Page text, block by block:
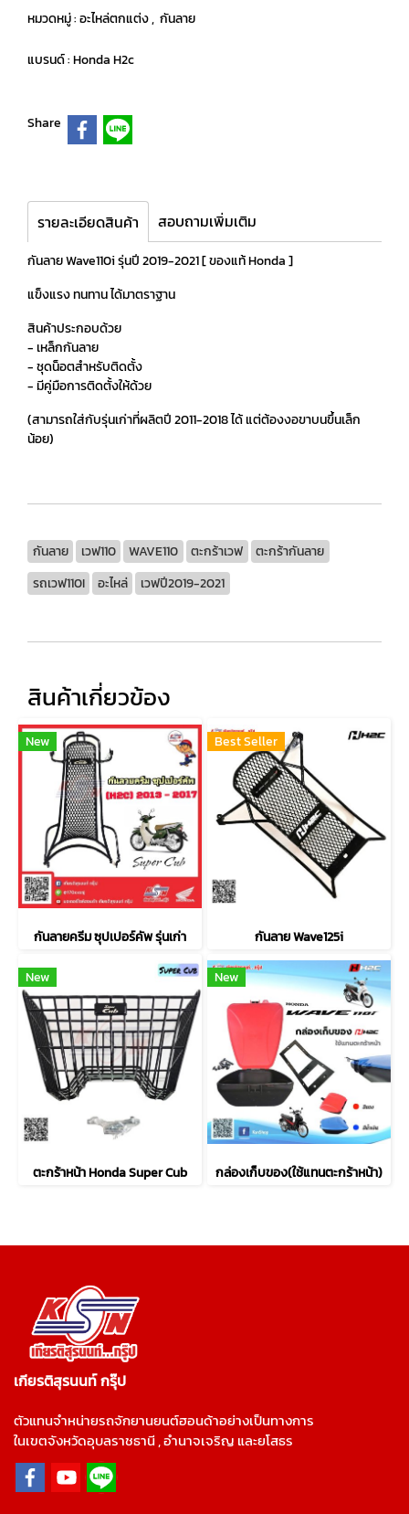
หมวดหมู่ :อะไหล่ตกแต่ง, กันลาย
แบรนด์ :Honda H2c
Share
รายละเอียดสินค้า สอบถามเพิ่มเติม
กันลาย Wave110i รุ่นปี 2019-2021 [ ของแท้ Honda ]
แข็งแรง ทนทาน ได้มาตราฐาน
สินค้าประกอบด้วย
- เหล็กกันลาย
- ชุดน็อตสำหรับติดตั้ง
- มีคู่มือการติดตั้งให้ด้วย
(สามารถใส่กับรุ่นเก่าที่ผลิตปี 2011-2018 ได้ แต่ต้องงอขาบนขึ้นเล็ก
น้อย)
กันลาย เวฟ110 WAVE110 ตะกร้าเวฟ
ตะกร้ากันลาย
รถเวฟ110I
อะไหล่ เวฟปี2019-2021
สินค้าเกี่ยวข้อง
New
กันลายครีม ซุปเปอร์คัพ รุ่นเก่า
Best Seller
กันลาย Wave125i
New
ตะกร้าหน้า Honda Super Cub
New
กล่องเก็บของ(ใช้แทนตะกร้าหน้า)
เกียรติสุรนนท์ กรุ๊ป
ตัวแทนจำหน่ายรถจักยานยนต์ฮอนด้าอย่างเป็นทางการ
ในเขตจังหวัดอุบลราชธานี , อำนาจเจริญ และยโสธร